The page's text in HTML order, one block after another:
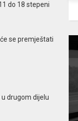
do 18 stepeni
se premještati
drugom dijelu